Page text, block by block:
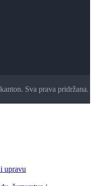
Sva prava pridržana.
upravu